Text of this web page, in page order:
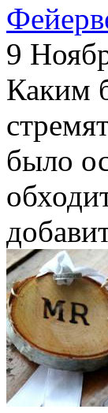
9
Каким
было